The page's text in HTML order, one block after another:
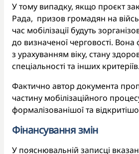
У тому випадку, якщо проєкт
Рада, призов громадян на
час мобілізації будуть
до визначеної черговості.
з урахуванням віку, стану
спеціальності та інших критеріїв.
Фактично автор документа
частину мобілізаційного
формалізованішої та
Фінансування змін
У пояснювальній записці